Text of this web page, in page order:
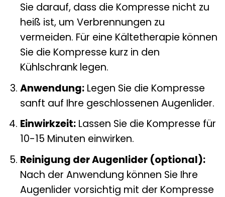
Sie darauf, dass die Kompresse nicht zu
heiß ist, um Verbrennungen zu
vermeiden. Für eine Kältetherapie können
Sie die Kompresse kurz in den
Kühlschrank legen.
Anwendung:Legen Sie die Kompresse
sanft auf Ihre geschlossenen Augenlider.
Einwirkzeit:Lassen Sie die Kompresse für
10-15 Minuten einwirken.
Reinigung der Augenlider (optional):
Nach der Anwendung können Sie Ihre
Augenlider vorsichtig mit der Kompresse